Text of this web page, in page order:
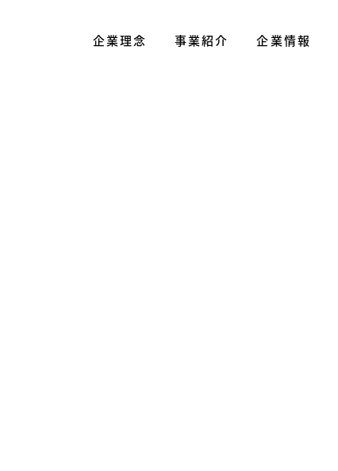
企業理念 事業紹介
ヘルス&ビューティー事業企業情報
社長あいさつ
日本視覚障害者柔道連盟 日本パラアイスホッケー協会